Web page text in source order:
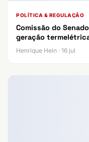
POLÍTICA & REGULAÇÃO
Comissão do
geração
Henrique Hein · 16 jul